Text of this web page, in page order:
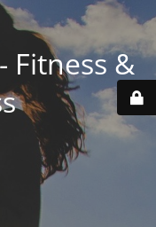
Fitness &